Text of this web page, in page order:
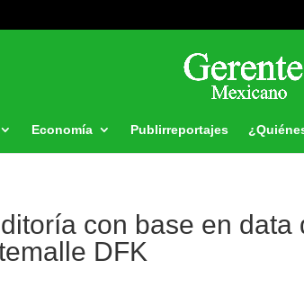
Economía Publirreportajes
con base en data
DFK